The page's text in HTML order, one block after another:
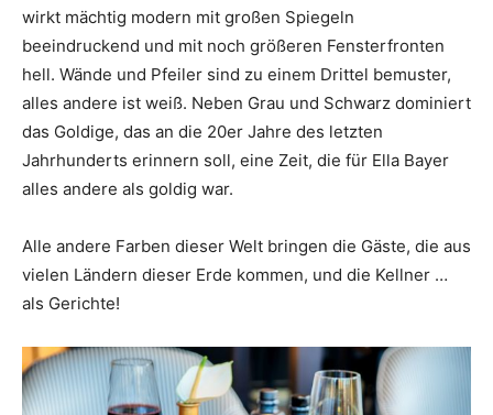
wirkt mächtig modern mit großen Spiegeln
beeindruckend und mit noch größeren Fensterfronten
hell. Wände und Pfeiler sind zu einem Drittel bemuster,
alles andere ist weiß. Neben Grau und Schwarz dominiert
das Goldige, das an die 20er Jahre des letzten
Jahrhunderts erinnern soll, eine Zeit, die für Ella Bayer
alles andere als goldig war.
Alle andere Farben dieser Welt bringen die Gäste, die aus
vielen Ländern dieser Erde kommen, und die Kellner …
als Gerichte!